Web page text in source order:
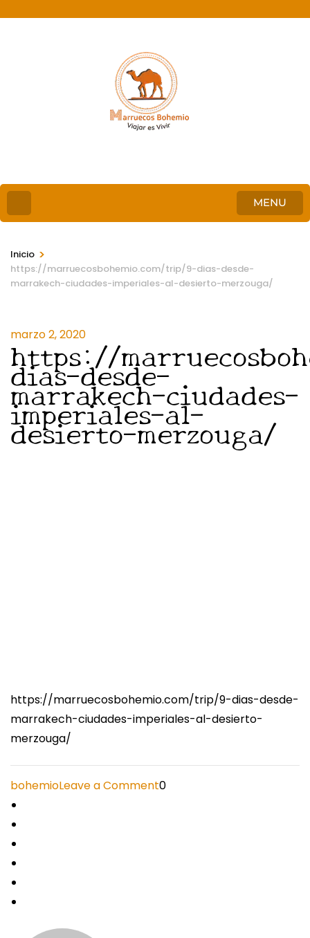
MENU
Inicio >
https://marruecosbohemio.com/trip/9-dias-desde-
marrakech-ciudades-imperiales-al-desierto-merzouga/
marzo 2, 2020
https://
dias-desde-
marrakech-ciudades-
imperiales-al-
desierto-merzouga/
https://marruecosbohemio.com/trip/9-dias-desde-
marrakech-ciudades-imperiales-al-desierto-
merzouga/
bohemioLeave a Commenton
0